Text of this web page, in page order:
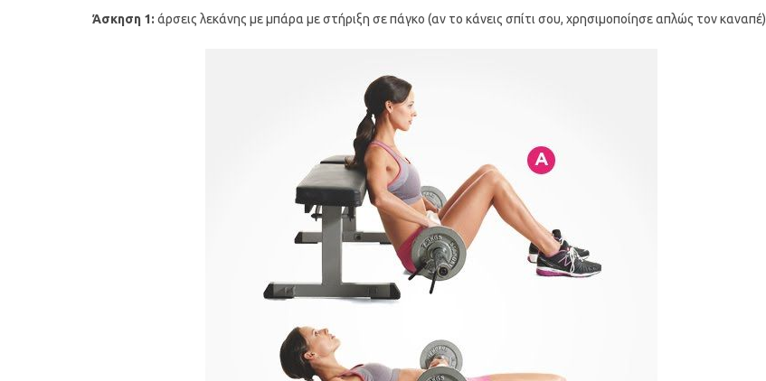
Άσκηση 1: άρσεις λεκάνης με μπάρα με στήριξη σε πάγκο (αν το κάνεις σπίτι σου, χρησιμοποίησε απλώς τον καναπέ)